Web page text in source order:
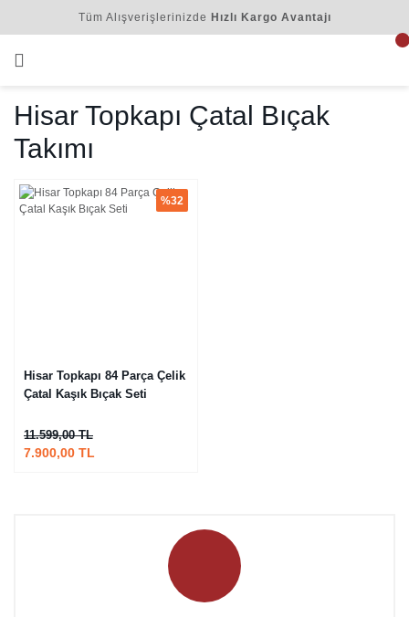
Tüm Alışverişlerinizde Hızlı Kargo Avantajı
Hisar Topkapı Çatal Bıçak
Takımı
%32
Hisar Topkapı 84 Parça Çelik
Çatal Kaşık Bıçak Seti
11.599,00 TL
7.900,00 TL